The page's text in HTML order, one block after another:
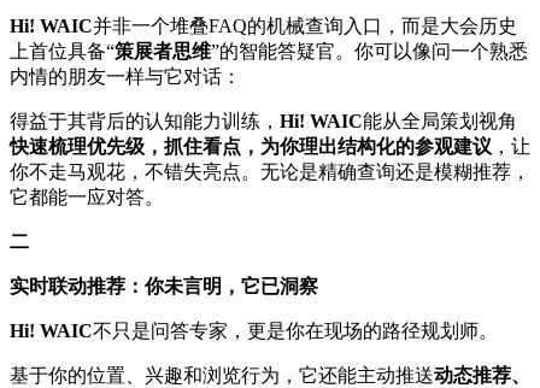
Hi! WAIC并非一个堆叠FAQ的机械查询入口，而是大会历史
上首位具备“策展者思维”的智能答疑官。你可以像问一个熟悉
内情的朋友一样与它对话：
得益于其背后的认知能力训练， Hi! WAIC能从全局策划视角
快速梳理优先级，抓住看点，为你理出结构化的参观建议 ，让
你不走马观花，不错失亮点。无论是精确查询还是模糊推荐，
它都能一应对答。
二
实时联动推荐：你未言明，它已洞察
Hi! WAIC不只是问答专家，更是你在现场的路径规划师。
基于你的位置、兴趣和浏览行为，它还能主动推送动态推荐、